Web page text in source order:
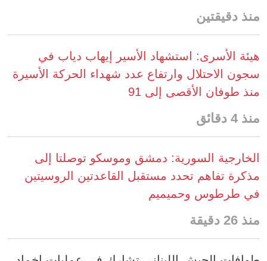
منذ دقيقتين
هيئة الأسرى: استشهاد الأسير إيهاب دياب في
سجون الاحتلال وارتفاع عدد شهداء الحركة الأسيرة
منذ طوفان الأقصى إلى 91
منذ 4 دقائق
الخارجية السورية: دمشق وموسكو توصلتا إلى
مذكرة تفاهم تحدد مستقبل القاعدتين الروسيتين
في طرطوس وحميميم
منذ 26 دقيقة